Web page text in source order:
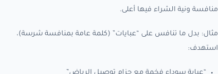
منافسة ونية الشراء فيها أعلى.
مثال: بدل ما تنافس على “عبايات” (كلمة عامة بمنافسة شرسة)،
استهدف: